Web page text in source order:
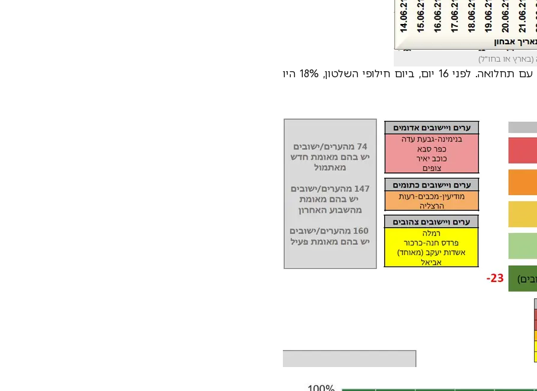
או בחו"ל)
אזורי תחלואה: 55% מאזרחי ישראל גרים במקום עם תחלואה. לפני 16 יום, ביום חילופי השלטון, 18% היו